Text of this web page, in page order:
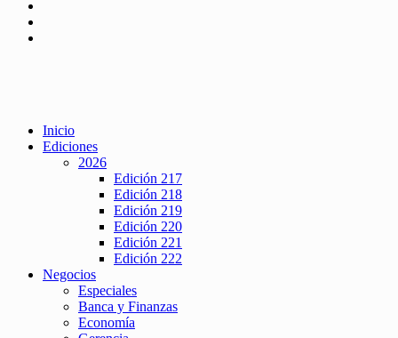
Inicio
Ediciones
2026
Edición 217
Edición 218
Edición 219
Edición 220
Edición 221
Edición 222
Negocios
Especiales
Banca y Finanzas
Economía